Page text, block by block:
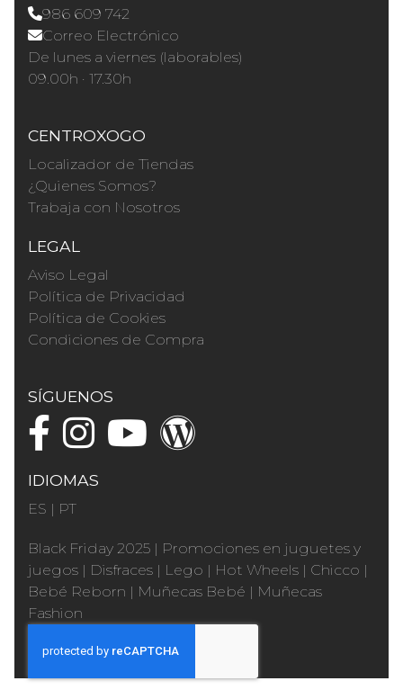
986 609 742
Correo Electrónico
De lunes a viernes (laborables)
09.00h · 17.30h
CENTROXOGO
Localizador de Tiendas
¿Quienes Somos?
Trabaja con Nosotros
LEGAL
Aviso Legal
Política de Privacidad
Política de Cookies
Condiciones de Compra
SÍGUENOS
IDIOMAS
ES | PT
Black Friday 2025 | Promociones en juguetes y
juegos | Disfraces | Lego | Hot Wheels | Chicco |
Bebé Reborn | Muñecas Bebé | Muñecas
Fashion